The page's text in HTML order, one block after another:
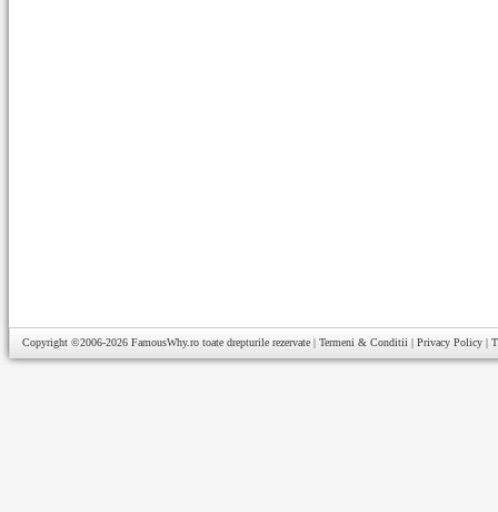
Copyright ©2006-2026 FamousWhy.ro toate drepturile rezervate | Termeni & Conditii | Privacy Policy |